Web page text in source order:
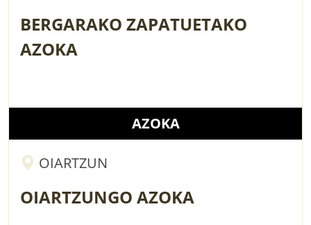
BERGARAKO ZAPATUETAKO
AZOKA
AZOKA
OIARTZUN
OIARTZUNGO AZOKA